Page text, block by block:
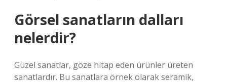
Görsel sanatların dalları
nelerdir?
Güzel sanatlar, göze hitap eden ürünler üreten
sanatlardır. Bu sanatlara örnek olarak seramik,